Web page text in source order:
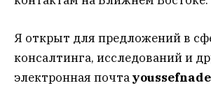
Я открыт для предложений в
консалтинга, исследований и
электронная почта